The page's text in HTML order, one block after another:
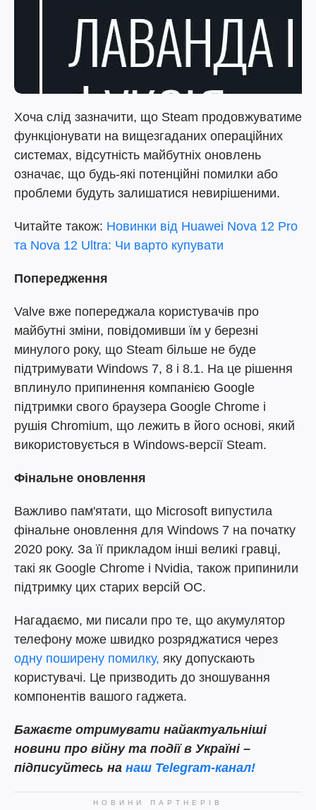
Хоча слід зазначити, що Steam продовжуватиме
функціонувати на вищезгаданих операційних
системах, відсутність майбутніх оновлень
означає, що будь-які потенційні помилки або
проблеми будуть залишатися невирішеними.
Читайте також: Новинки від Huawei Nova 12 Pro
та Nova 12 Ultra: Чи варто купувати
Попередження
Valve вже попереджала користувачів про
майбутні зміни, повідомивши їм у березні
минулого року, що Steam більше не буде
підтримувати Windows 7, 8 і 8.1. На це рішення
вплинуло припинення компанією Google
підтримки свого браузера Google Chrome і
рушія Chromium, що лежить в його основі, який
використовується в Windows-версії Steam.
Фінальне оновлення
Важливо пам'ятати, що Microsoft випустила
фінальне оновлення для Windows 7 на початку
2020 року. За її прикладом інші великі гравці,
такі як Google Chrome і Nvidia, також припинили
підтримку цих старих версій ОС.
Нагадаємо, ми писали про те, що акумулятор
телефону може швидко розряджатися через
одну поширену помилку, яку допускають
користувачі. Це призводить до зношування
компонентів вашого гаджета.
Бажаєте отримувати найактуальніші
новини про війну та події в Україні –
підписуйтесь на наш Telegram-канал!